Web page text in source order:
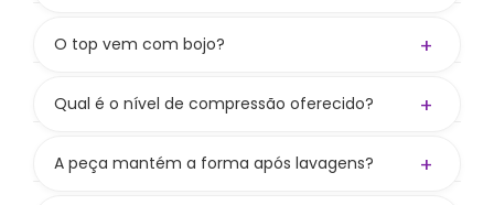
composição84% PES / 16% PUE
O top vem com bojo? +
entrada para colocar e oferece boa
Qual é o nível de compressão oferecido? +
e mantendo liberdade nos movimentos.
A peça mantém a forma após lavagens? +